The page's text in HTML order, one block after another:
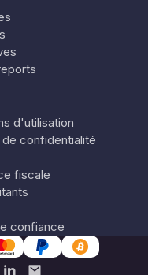
d'utilisation
de confidentialité
fiscale
confiance